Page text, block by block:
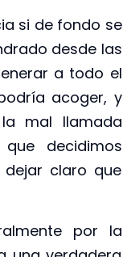
si de fondo se
desde las
a todo el
acoger, y
mal llamada
decidimos
dejar claro que
por la